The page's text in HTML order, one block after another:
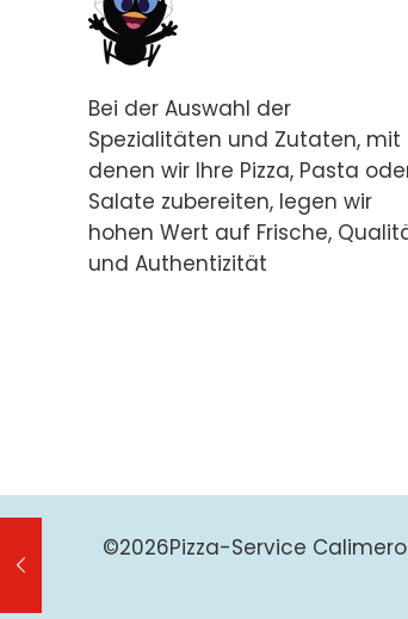
Bei der Auswahl der
Spezialitäten und Zutaten, mit
denen wir Ihre Pizza, Pasta
Salate zubereiten, legen wir
hohen Wert auf Frische,
und Authentizität
©2026Pizza-Service